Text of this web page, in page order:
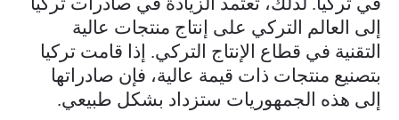
إلى العالم التركي على إنتاج منتجات عالية
التقنية في قطاع الإنتاج التركي. إذا قامت تركيا
بتصنيع منتجات ذات قيمة عالية، فإن صادراتها
إلى هذه الجمهوريات ستزداد بشكل طبيعي.